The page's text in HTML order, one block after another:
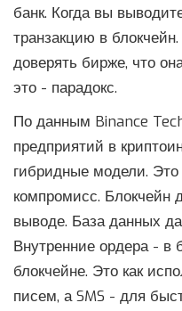
банк. Когда вы
транзакцию в
доверять бирже, что
это - парадокс.
По данным Binance
предприятий в
гибридные модели.
компромисс. Блокчейн
выводе. База данных
Внутренние ордера - в
блокчейне. Это как
писем, а SMS - для